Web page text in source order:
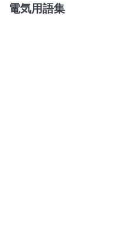
電気用語集